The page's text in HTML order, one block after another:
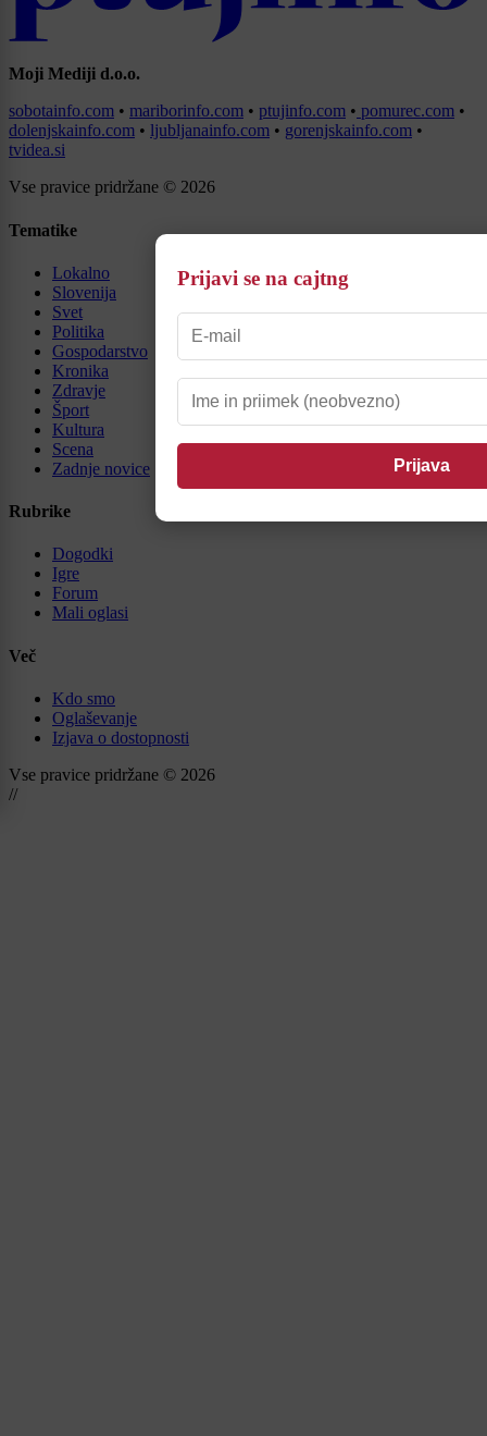
Moji Mediji d.o.o.
sobotainfo.com • mariborinfo.com • ptujinfo.com • pomurec.com •
dolenjskainfo.com • ljubljanainfo.com • gorenjskainfo.com •
tvidea.si
Vse pravice pridržane © 2026
Tematike
Lokalno
Slovenija
Svet
Politika
Gospodarstvo
Kronika
Zdravje
Šport
Kultura
Scena
Zadnje novice
Rubrike
Dogodki
Igre
Forum
Mali oglasi
Več
Kdo smo
Oglaševanje
Izjava o dostopnosti
Vse pravice pridržane © 2026
//
Prijavi se na cajtng